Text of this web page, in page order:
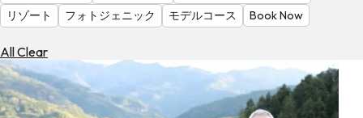
リゾート
フォトジェニック モデルコース Book Now
All Clear